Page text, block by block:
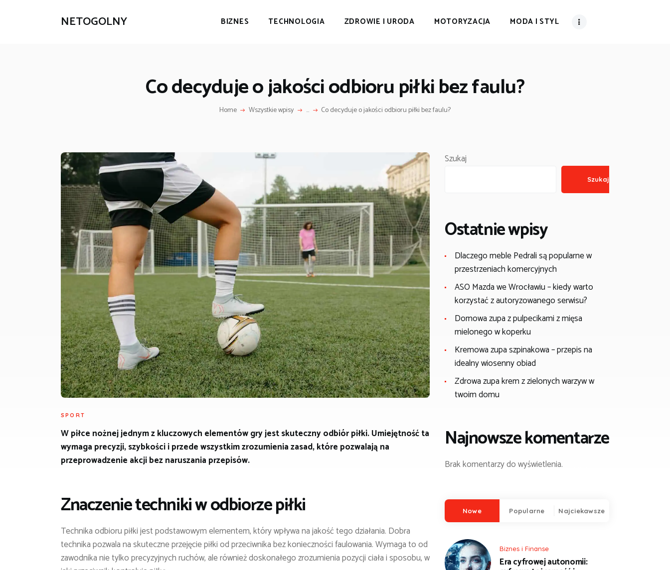
NETOGOLNY BIZNES TECHNOLOGIA ZDROWIE I URODA MOTORYZACJA MODA I STYL
Co decyduje o jakości odbioru piłki bez faulu?
Home Wszystkie wpisy ... Co decyduje o jakości odbioru piłki bez faulu?
SPORT
W piłce nożnej jednym z kluczowych elementów gry jest skuteczny odbiór piłki. Umiejętność ta
wymaga precyzji, szybkości i przede wszystkim zrozumienia zasad, które pozwalają na
przeprowadzenie akcji bez naruszania przepisów.
Znaczenie techniki w odbiorze piłki
Technika odbioru piłki jest podstawowym elementem, który wpływa na jakość tego działania. Dobra
technika pozwala na skuteczne przejęcie piłki od przeciwnika bez konieczności faulowania. Wymaga to od
zawodnika nie tylko precyzyjnych ruchów, ale również doskonałego zrozumienia pozycji ciała i sposobu, w
Szukaj
Szukaj
Ostatnie wpisy
Dlaczego meble Pedrali są popularne w
przestrzeniach komercyjnych
ASO Mazda we Wrocławiu – kiedy warto
korzystać z autoryzowanego serwisu?
Domowa zupa z pulpecikami z mięsa
mielonego w koperku
Kremowa zupa szpinakowa – przepis na
idealny wiosenny obiad
Zdrowa zupa krem z zielonych warzyw w
twoim domu
Najnowsze komentarze
Brak komentarzy do wyświetlenia.
Nowe Popularne Najciekawsze
Biznes i Finanse
Era cyfrowej autonomii: